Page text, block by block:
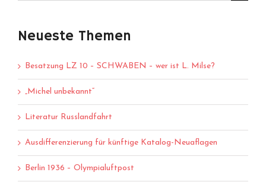
Neueste Themen
Besatzung LZ 10 – SCHWABEN – wer ist L. Milse?
„Michel unbekannt“
Literatur Russlandfahrt
Ausdifferenzierung für künftige Katalog-Neuaflagen
Berlin 1936 – Olympialuftpost